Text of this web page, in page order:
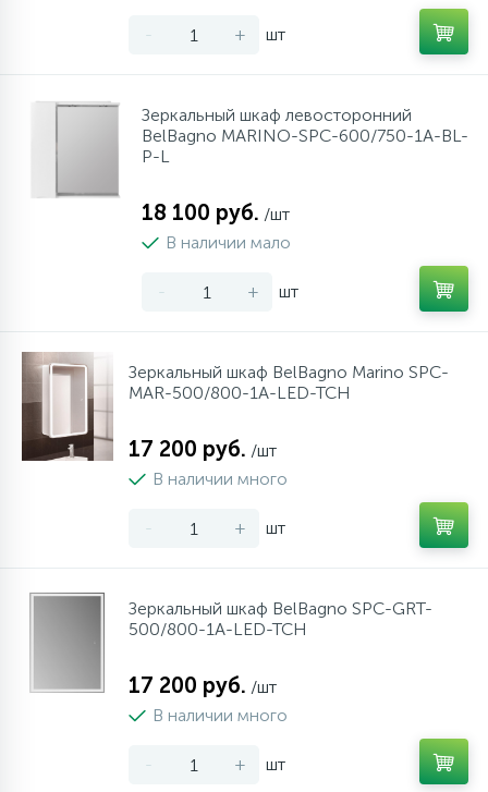
Гарантия
Душевые кабины
Комплектующие
Гигиенические души
На борт ванны
Верхние души
60
Душевые стойки
Душевые гарнитуры
Напольные смесители
10
Душевые системы
Стаканы для ванной
Щетки для унитаза
- + шт
Зеркальный шкаф левосторонний
BelBagno MARINO-SPC-600/750-1A-BL-
P-L
18 100 руб. /шт
В наличии мало
- + шт
Зеркальный шкаф BelBagno Marino SPC-
MAR-500/800-1A-LED-TCH
17 200 руб. /шт
В наличии много
- + шт
Зеркальный шкаф BelBagno SPC-GRT-
500/800-1A-LED-TCH
17 200 руб. /шт
В наличии много
- + шт